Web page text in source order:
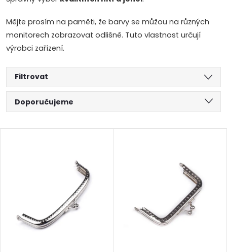
Mějte prosím na paměti, že barvy se můžou na různých
monitorech zobrazovat odlišně. Tuto vlastnost určují
výrobci zařízení.
Filtrovat
Ř
a
Doporučujeme